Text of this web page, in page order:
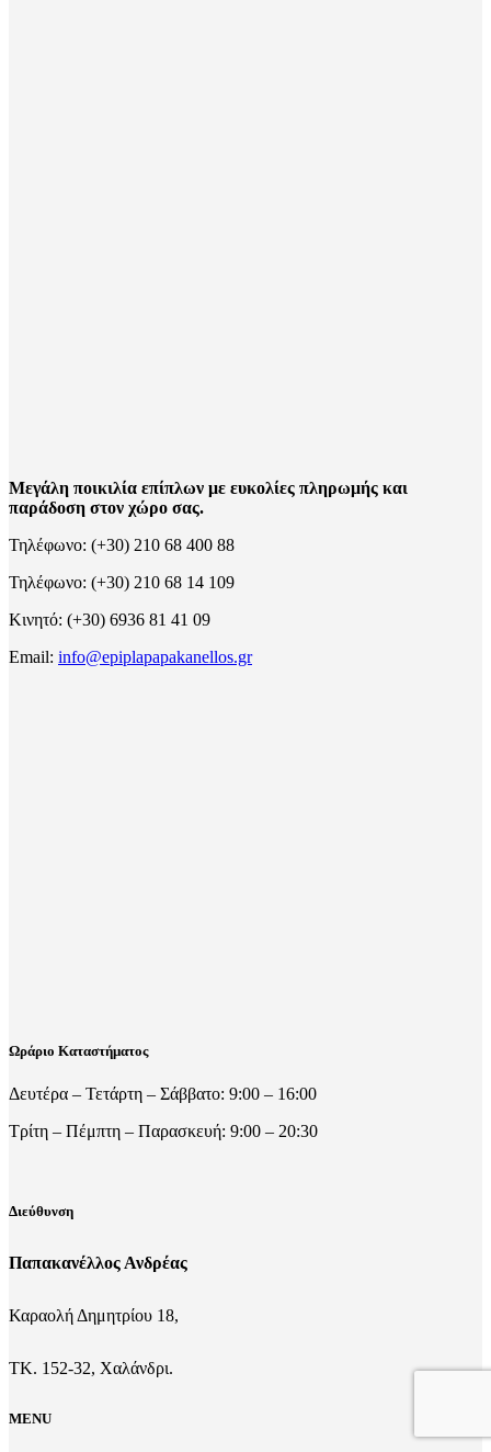
Μεγάλη ποικιλία επίπλων με ευκολίες πληρωμής και
παράδοση στον χώρο σας.
Τηλέφωνο: (+30) 210 68 400 88
Τηλέφωνο: (+30) 210 68 14 109
Κινητό: (+30) 6936 81 41 09
Email: info@epiplapapakanellos.gr
Ωράριο Καταστήματος
Δευτέρα – Τετάρτη – Σάββατο: 9:00 – 16:00
Τρίτη – Πέμπτη – Παρασκευή: 9:00 – 20:30
Διεύθυνση
Παπακανέλλος Ανδρέας
Καραολή Δημητρίου 18,
ΤΚ. 152-32, Χαλάνδρι.
MENU